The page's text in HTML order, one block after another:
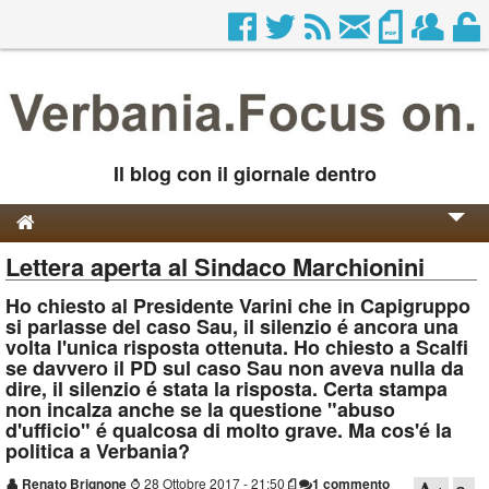
Il blog con il giornale dentro
Genesi e Storia
Contatti
Lettera aperta al Sindaco Marchionini
Ho chiesto al Presidente Varini che in Capigruppo
si parlasse del caso Sau, il silenzio é ancora una
volta l'unica risposta ottenuta. Ho chiesto a Scalfi
se davvero il PD sul caso Sau non aveva nulla da
dire, il silenzio é stata la risposta. Certa stampa
non incalza anche se la questione "abuso
d'ufficio" é qualcosa di molto grave. Ma cos'é la
politica a Verbania?
👤 Renato Brignone ⌚ 28 Ottobre 2017 - 21:50 1 commento